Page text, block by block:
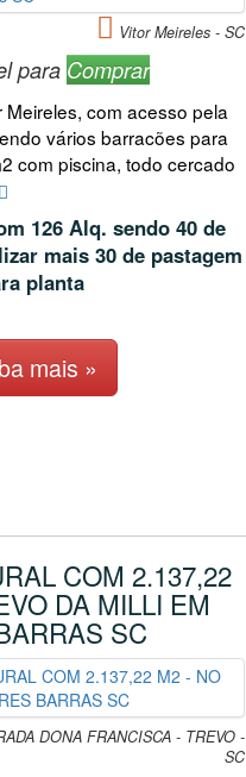
Vitor Meireles - SC
para Comprar
Meireles, com acesso pela
vários barracões para
com piscina, todo cercado
126 Alq. sendo 40 de
mais 30 de pastagem
planta
mais »
COM 2.137,22
DA MILLI EM
SC
DONA FRANCISCA - TREVO -
SC